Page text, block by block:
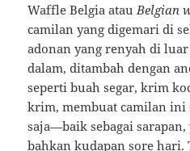
Waffle Belgia atau Belgian
camilan yang digemari di
adonan yang renyah di
dalam, ditambah dengan
seperti buah segar, krim
krim, membuat camilan ini
saja—baik sebagai
bahkan kudapan sore hari.